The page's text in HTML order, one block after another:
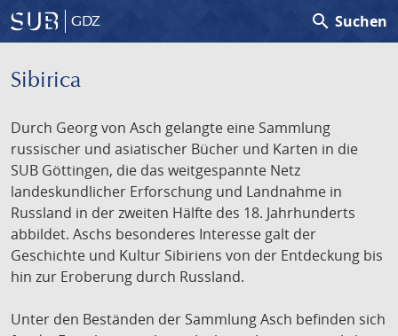
GDZ search Suchen
Sibirica
Durch Georg von Asch gelangte eine Sammlung
russischer und asiatischer Bücher und Karten in die
SUB Göttingen, die das weitgespannte Netz
landeskundlicher Erforschung und Landnahme in
Russland in der zweiten Hälfte des 18. Jahrhunderts
abbildet. Aschs besonderes Interesse galt der
Geschichte und Kultur Sibiriens von der Entdeckung bis
hin zur Eroberung durch Russland.
Unter den Beständen der Sammlung Asch befinden sich